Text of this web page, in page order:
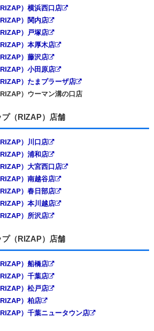
）横浜西口店
）関内店
）戸塚店
）本厚木店
）藤沢店
）小田原店
）たまプラーザ店
）ウーマン溝の口店
（RIZAP）店舗
）川口店
）浦和店
）大宮西口店
）南越谷店
）春日部店
）本川越店
）所沢店
（RIZAP）店舗
）船橋店
）千葉店
）松戸店
）柏店
）千葉ニュータウン店